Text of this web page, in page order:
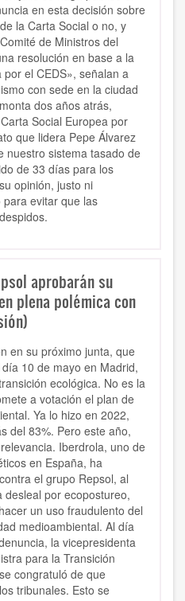
en esta decisión sobre
la Carta Social o no, y
de Ministros del
resolución en base a la
el CEDS», señalan a
con sede en la ciudad
dos años atrás,
Social Europea por
que lidera Pepe Álvarez
nuestro sistema tasado de
de 33 días para los
opinión, justo ni
evitar que las
aprobarán su
plena polémica con
en su próximo junta, que
10 de mayo en Madrid,
ecológica. No es la
a votación el plan de
Ya lo hizo en 2022,
del 83%. Pero este año,
Iberdrola, uno de
en España, ha
el grupo Repsol, al
por ecopostureo,
un uso fraudulento del
medioambiental. Al día
la vicepresidenta
para la Transición
congratuló de que
tribunales. Esto se